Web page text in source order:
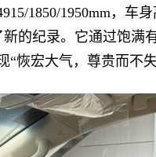
1850/1950mm，车
的纪录。它通过饱满
恢宏大气，尊贵而不失